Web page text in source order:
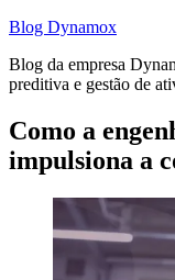
Pular
o
conteúdo
Blog Dynamox
Blog da empresa
preditiva e gestão de
Como a
impulsiona a